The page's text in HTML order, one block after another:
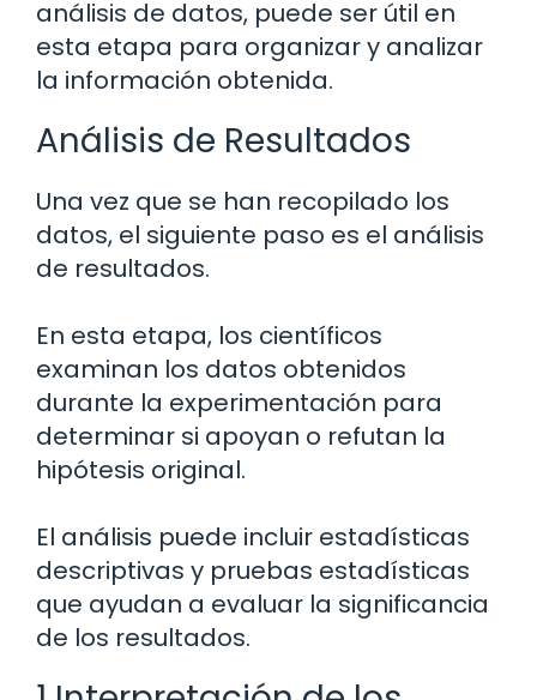
análisis de datos, puede ser útil en
esta etapa para organizar y analizar
la información obtenida.
Análisis de Resultados
Una vez que se han recopilado los
datos, el siguiente paso es el análisis
de resultados.
En esta etapa, los científicos
examinan los datos obtenidos
durante la experimentación para
determinar si apoyan o refutan la
hipótesis original.
El análisis puede incluir estadísticas
descriptivas y pruebas estadísticas
que ayudan a evaluar la significancia
de los resultados.